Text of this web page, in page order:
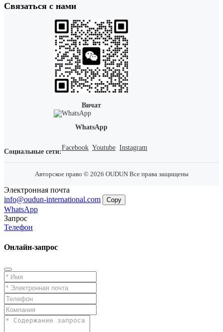
Связаться с нами
Вичат
WhatsApp
Социальные сети:Facebook Youtube Instagram
Авторское право © 2026 OUDUN Все права защищены
Электронная почта
info@oudun-international.com
Copy
WhatsApp
Запрос
Телефон
Онлайн-запрос